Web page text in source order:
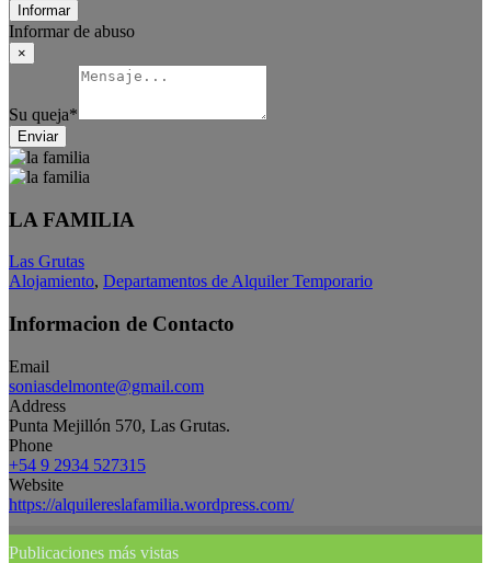
Informar
Informar de abuso
×
Su queja*
Enviar
LA FAMILIA
Las Grutas
Alojamiento, Departamentos de Alquiler Temporario
Informacion de Contacto
Email
soniasdelmonte@gmail.com
Address
Punta Mejillón 570, Las Grutas.
Phone
+54 9 2934 527315
Website
https://alquilereslafamilia.wordpress.com/
Publicaciones más vistas